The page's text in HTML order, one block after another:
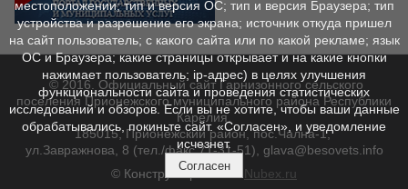
© 2016. Официальный сайт Гарнизонного сельского
поселения Прионежского муниципального района Республики
Карелия.
185015, Прионежский район, пос.Чална-1,
ул.Завражнова, 8 (тел./факс 71-31-51), glava@besovets.info
© Конструктор сайтовNubex.ru
местоположении; тип и версия ОС; тип и версия Браузера; тип
устройства и разрешение его экрана; источник откуда пришел
на сайт пользователь; с какого сайта или по какой рекламе; язык
ОС и Браузера; какие страницы открывает и на какие кнопки
нажимает пользователь; ip-адрес) в целях улучшения
функциональности сайта и проведения статистических
исследований и обзоров. Если вы не хотите, чтобы ваши данные
обрабатывались, покиньте сайт. «Согласен», и уведомление
исчезнет.
Согласен